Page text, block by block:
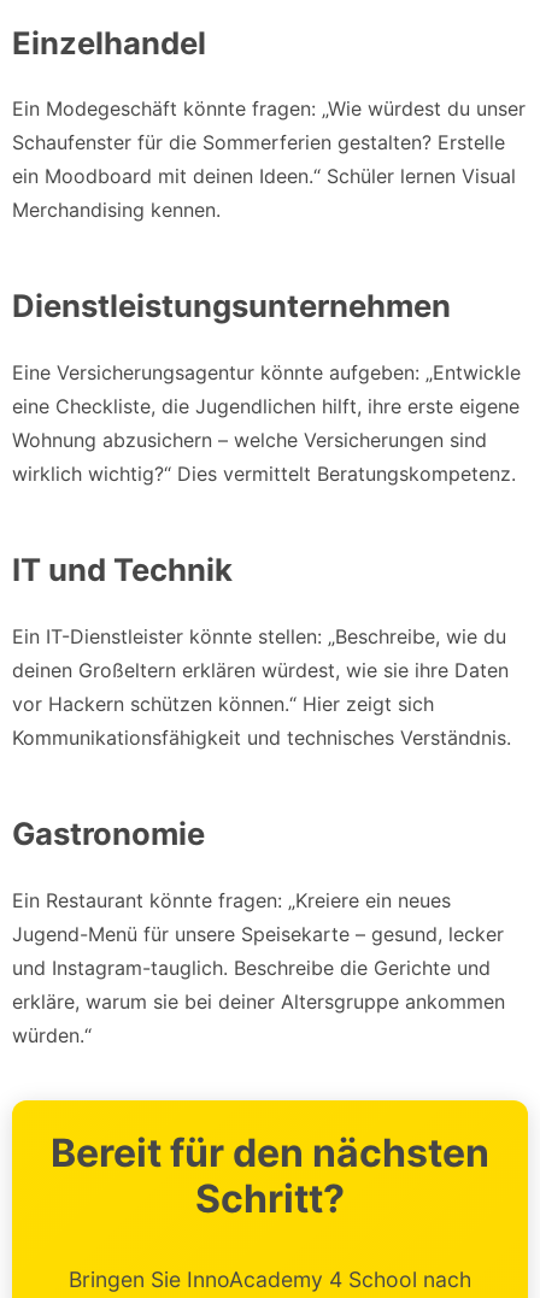
Einzelhandel
Ein Modegeschäft könnte fragen: „Wie würdest du unser
Schaufenster für die Sommerferien gestalten? Erstelle
ein Moodboard mit deinen Ideen.“ Schüler lernen Visual
Merchandising kennen.
Dienstleistungsunternehmen
Eine Versicherungsagentur könnte aufgeben: „Entwickle
eine Checkliste, die Jugendlichen hilft, ihre erste eigene
Wohnung abzusichern – welche Versicherungen sind
wirklich wichtig?“ Dies vermittelt Beratungskompetenz.
IT und Technik
Ein IT-Dienstleister könnte stellen: „Beschreibe, wie du
deinen Großeltern erklären würdest, wie sie ihre Daten
vor Hackern schützen können.“ Hier zeigt sich
Kommunikationsfähigkeit und technisches Verständnis.
Gastronomie
Ein Restaurant könnte fragen: „Kreiere ein neues
Jugend-Menü für unsere Speisekarte – gesund, lecker
und Instagram-tauglich. Beschreibe die Gerichte und
erkläre, warum sie bei deiner Altersgruppe ankommen
würden.“
Bereit für den nächsten
Schritt?
Bringen Sie InnoAcademy 4 School nach